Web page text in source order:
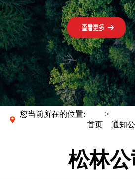
您当前所在的位置: 首页 > 通知
松林